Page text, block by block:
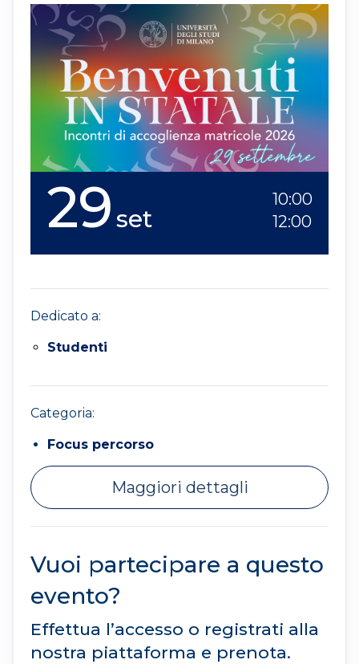
29set
10:00
12:00
Dedicato a:
Studenti
Categoria:
Focus percorso
Maggiori dettagli
Vuoi partecipare a questo
evento?
Effettua l’accesso o registrati alla
nostra piattaforma e prenota.